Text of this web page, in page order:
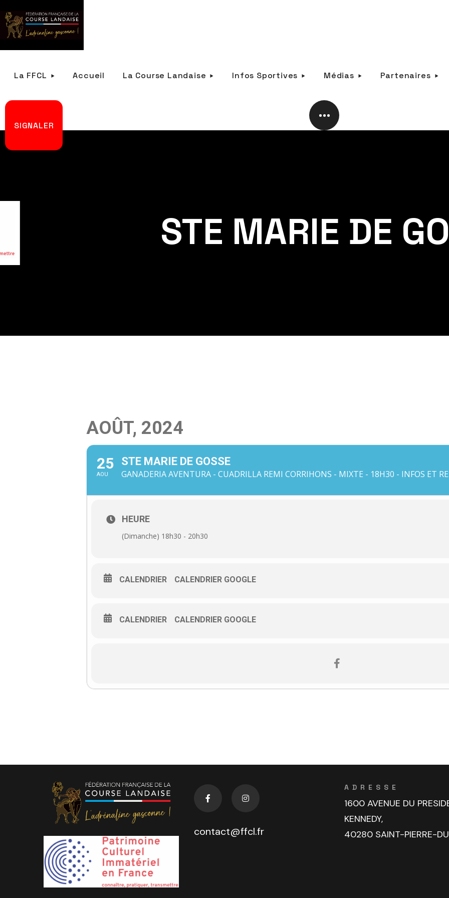
La FFCL Accueil La Course Landaise Infos Sportives Médias Partenaires
SIGNALER
STE MARIE DE
AOÛT, 2024
25
AOU
STE MARIE DE GOSSE
GANADERIA AVENTURA - CUADRILLA REMI CORRIHONS - MIXTE - 18H30 - INFOS ET
HEURE
(Dimanche) 18h30 - 20h30
CALENDRIER CALENDRIER GOOGLE
CALENDRIER CALENDRIER GOOGLE
contact@ffcl.fr
ADRESSE
1600 AVENUE DU
KENNEDY,
40280 SAINT-PIERRE-